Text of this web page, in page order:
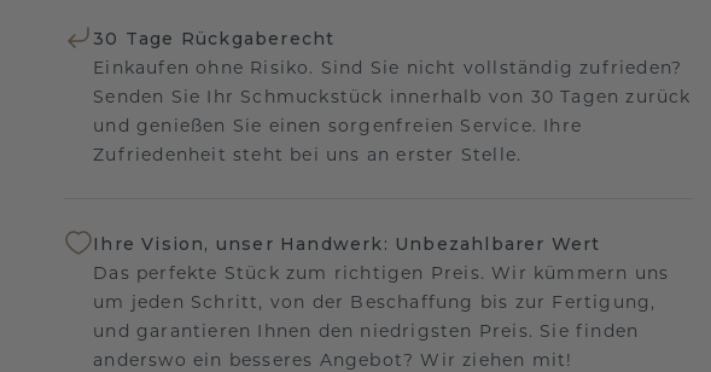
30 Tage Rückgaberecht
Einkaufen ohne Risiko. Sind Sie nicht vollständig zufrieden?
Senden Sie Ihr Schmuckstück innerhalb von 30 Tagen zurück
und genießen Sie einen sorgenfreien Service. Ihre
Zufriedenheit steht bei uns an erster Stelle.
Ihre Vision, unser Handwerk: Unbezahlbarer Wert
Das perfekte Stück zum richtigen Preis. Wir kümmern uns
um jeden Schritt, von der Beschaffung bis zur Fertigung,
und garantieren Ihnen den niedrigsten Preis. Sie finden
anderswo ein besseres Angebot? Wir ziehen mit!